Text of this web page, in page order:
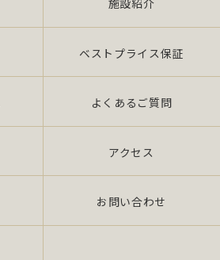
施設紹介
ベストプライス保証
よくあるご質問
アクセス
お問い合わせ